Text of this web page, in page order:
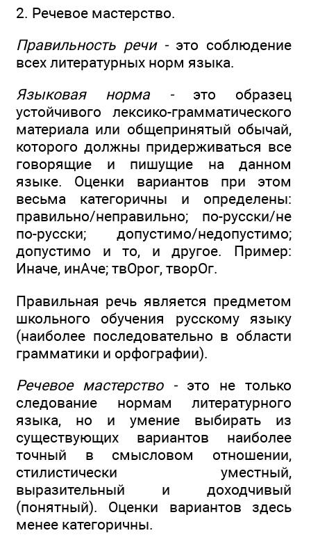
2. Речевое мастерство.
Правильность речи -это соблюдение
всех литературных норм языка.
Языковая норма - это образец
устойчивого лексико-грамматического
материала или общепринятый обычай,
которого должны придерживаться все
говорящие и пишущие на данном
языке. Оценки вариантов при этом
весьма категоричны и определены:
правильно/неправильно; по-русски/не
по-русски; допустимо/недопустимо;
допустимо и то, и другое. Пример:
Иначе, инАче; твОрог, творОг.
Правильная речь является предметом
школьного обучения русскому языку
(наиболее последовательно в области
грамматики и орфографии).
Речевое мастерство -это не только
следование нормам литературного
языка, но и умение выбирать из
существующих вариантов наиболее
точный в смысловом отношении,
стилистически уместный,
выразительный и доходчивый
(понятный). Оценки вариантов здесь
менее категоричны.